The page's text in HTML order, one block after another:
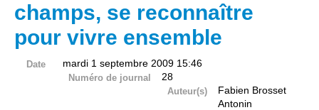
champs, se reconnaître
pour vivre ensemble
Date mardi 1 septembre 2009 15:46
Numéro de journal 28
Auteur(s)
Fabien Brosset
Antonin